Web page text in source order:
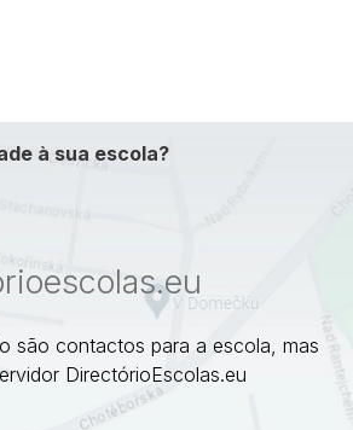
à sua escola?
são contactos para a escola, mas
DirectórioEscolas.eu